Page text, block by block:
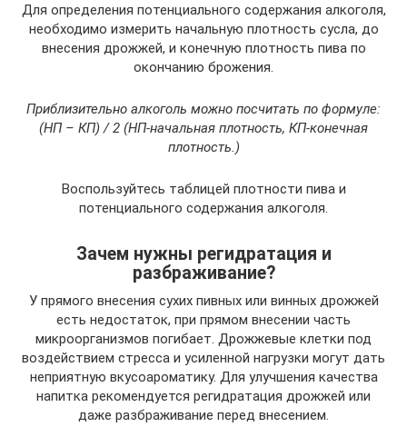
Для определения потенциального содержания алкоголя,
необходимо измерить начальную плотность сусла, до
внесения дрожжей, и конечную плотность пива по
окончанию брожения.
Приблизительно алкоголь можно посчитать по формуле:
(НП – КП) / 2 (НП-начальная плотность, КП-конечная
плотность.)
Воспользуйтесь таблицей плотности пива и
потенциального содержания алкоголя.
Зачем нужны регидратация и
разбраживание?
У прямого внесения сухих пивных или винных дрожжей
есть недостаток, при прямом внесении часть
микроорганизмов погибает. Дрожжевые клетки под
воздействием стресса и усиленной нагрузки могут дать
неприятную вкусоароматику. Для улучшения качества
напитка рекомендуется регидратация дрожжей или
даже разбраживание перед внесением.